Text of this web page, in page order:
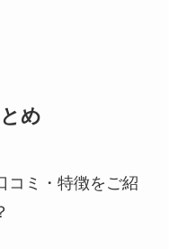
め
コミ・特徴をご紹